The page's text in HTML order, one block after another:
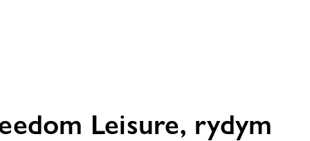
Leisure, rydym